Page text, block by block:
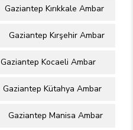
Gaziantep Kırıkkale Ambar
Gaziantep Kırşehir Ambar
Gaziantep Kocaeli Ambar
Gaziantep Kütahya Ambar
Gaziantep Manisa Ambar